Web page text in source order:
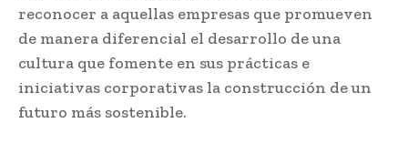
reconocer a aquellas empresas que promueven
de manera diferencial el desarrollo de una
cultura que fomente en sus prácticas e
iniciativas corporativas la construcción de un
futuro más sostenible.